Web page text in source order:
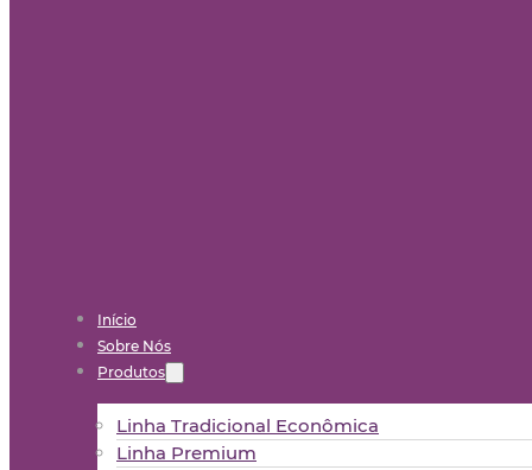
Início
Sobre Nós
Produtos
Linha Tradicional Econômica
Linha Premium